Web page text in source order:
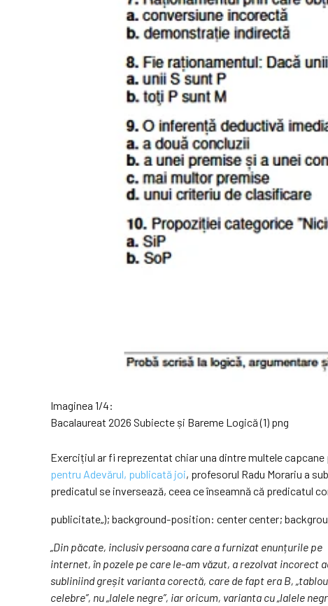
Imaginea 1/4:
Bacalaureat 2026 Subiecte și Bareme Logică (1) png
Exercițiul ar fi reprezentat chiar una dintre multele capcane
pentru Adevărul, publicată joi, profesorul Radu Morariu a
predicatul se inversează, ceea ce înseamnă că predicatul
publicitate „); background-position: center center;
„Din păcate, inclusiv persoana care a furnizat enunțurile pe
internet, în pozele pe care le-am văzut, a rezolvat incorect
subliniind greșit varianta corectă, care de fapt era B,
celebre”, nu „lalele negre”, iar oricum, varianta cu „lalele